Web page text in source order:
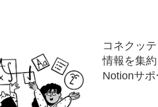
コネクッ
情報を集
Notionサポ